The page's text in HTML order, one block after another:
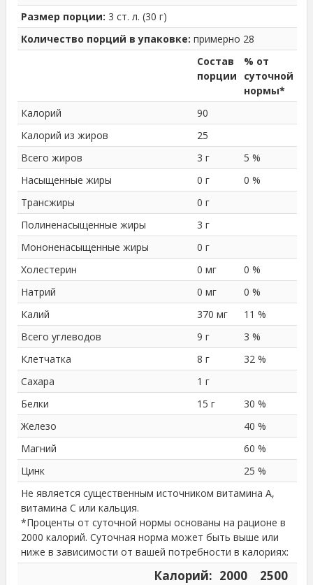
Размер порции: 3 ст. л. (30 г)
Количество порций в упаковке: примерно 28
Состав
порции
% от
суточной
нормы*
Калорий
90
Калорий из жиров
25
Всего жиров
3 г
5 %
Насыщенные жиры
0 г
0 %
Трансжиры
0 г
Полиненасыщенные жиры
3 г
Мононенасыщенные жиры
0 г
Холестерин
0 мг
0 %
Натрий
0 мг
0 %
Калий
370 мг
11 %
Всего углеводов
9 г
3 %
Клетчатка
8 г
32 %
Сахара
1 г
Белки
15 г
30 %
Железо
40 %
Магний
60 %
Цинк
25 %
Не является существенным источником витамина A,
витамина C или кальция.
*Проценты от суточной нормы основаны на рационе в
2000 калорий. Суточная норма может быть выше или
ниже в зависимости от вашей потребности в калориях:
Калорий: 2000 2500